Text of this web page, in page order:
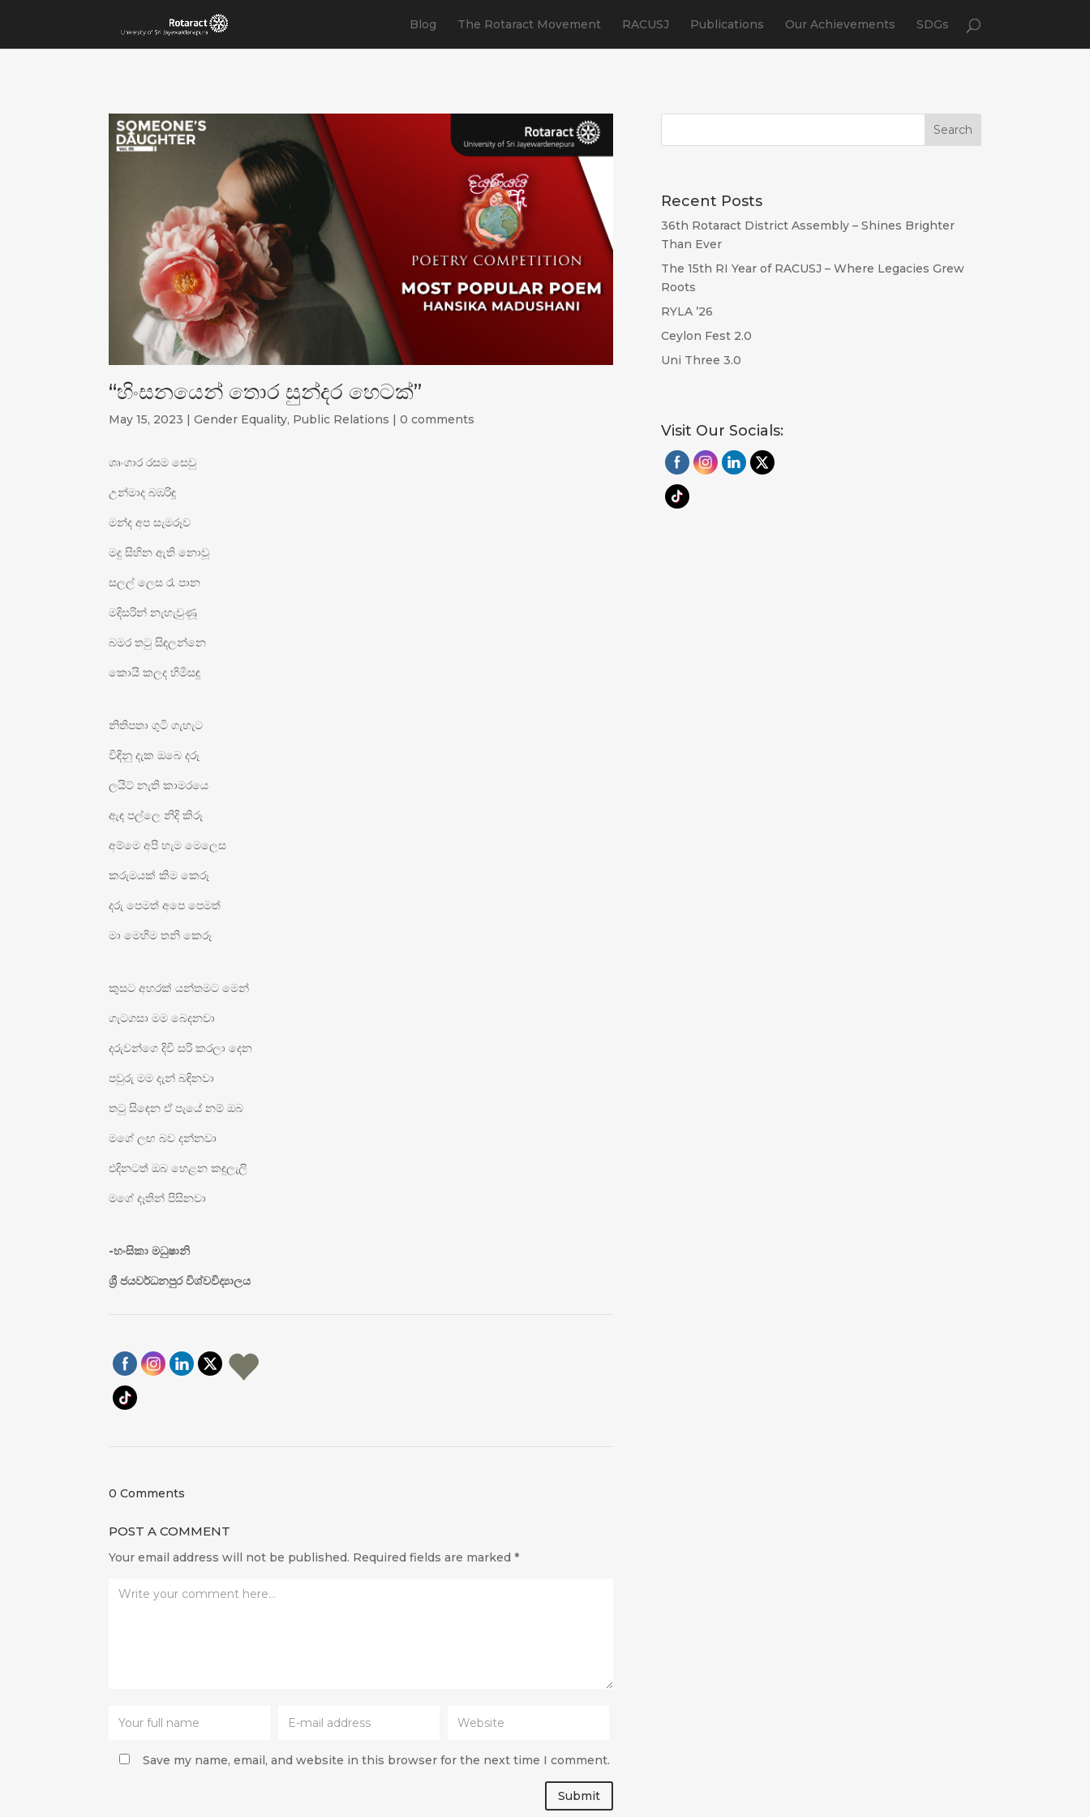
Blog The Rotaract Movement RACUSJ Publications Our Achievements SDGs
“හිංසනයෙන් තොර සුන්දර හෙටක්”
May 15, 2023 |Gender Equality, Public Relations |0 comments
ශෘංගාර රසම සෙවු
උන්මාද බඹරිඳූ
මන්ද අප සැමරූව
මදු සිහින ඇති නොවූ
සලල් ලෙස රෑ පාන
මදිසරින් නැහැවුණූ
බමර තටු සිඳලන්නෙ
කොයි කලද හිමිසඳූ
නිතිපතා ගුටි ගැහැට
විඳිනු දැක ඔබෙ දරූ
ලයිට් නැති කාමරයෙ
ඇඳ පල්ලෙ නිදි කිරූ
අම්මෙ අපි හැම මෙලෙස
කරුමයක් කිම කෙරූ
දරු පෙමත් අපෙ පෙමත්
මා මෙහිම තනි කෙරූ
කුසට අහරක් යන්තමට මෙන්
ගැටගසා මම බෙදනවා
දරුවන්ගෙ දිවි සරි කරලා දෙන
පවුරු මම දැන් බඳිනවා
තටු සිඳෙන ඒ පැයේ නම් ඔබ
මගේ ලඟ බව දන්නවා
එදිනටත් ඔබ හෙළන කඳුලැලි
මගේ දෑතින් පිසිනවා
-හංසිකා මධුෂානි
ශ්‍රී ජයවර්ධනපුර විශ්වවිද්‍යාලය
0 Comments
POST A COMMENT
Your email address will not be published. Required fields are marked*
Save my name, email, and website in this browser for the next time I comment.
Submit
Recent Posts
36th Rotaract District Assembly – Shines Brighter
Than Ever
The 15th RI Year of RACUSJ – Where Legacies Grew
Roots
RYLA ’26
Ceylon Fest 2.0
Uni Three 3.0
Visit Our Socials: